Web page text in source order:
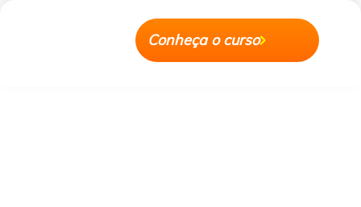
Conheça o curso